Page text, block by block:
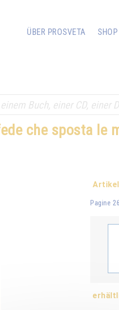
ÜBER PROSVETA SHOP
che sposta le
Pagine